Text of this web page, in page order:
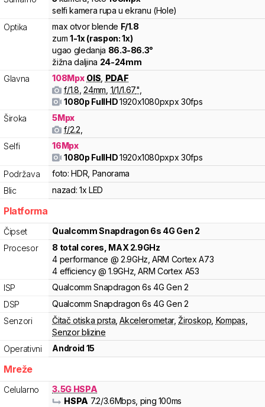
selfi kamera rupa u ekranu (Hole)
Optika
max otvor blende F/1.8
zum1-1x (raspon:1x)
ugao gledanja 86.3-86.3°
žižna daljina 24-24mm
Glavna
108Mpx OIS PDAF
f/1.8 24mm 1/1/1.67"
1080p FullHD1920x1080pxpx30fps
Široka
5Mpx
f/2.2
Selfi
16Mpx
1080p FullHD1920x1080pxpx30fps
Podržava
foto: HDR, Panorama
Blic
nazad: 1x LED
Platforma
Čipset QualcommSnapdragon 6s 4G Gen 2
Procesor
8 total cores , MAX 2.9GHz
4 performance @ 2.9GHz,ARM Cortex A73
4 efficiency @ 1.9GHz,ARM Cortex A53
ISP
Qualcomm Snapdragon 6s 4G Gen 2
DSP
Qualcomm Snapdragon 6s 4G Gen 2
Senzori
Čitač otiska prsta ,Akcelerometar,Žiroskop Kompas
Senzor blizine
Operativni
Android 15
Mreže
Celularno
3.5G HSPA
HSPA 7.2/3.6Mbps , ping 100ms